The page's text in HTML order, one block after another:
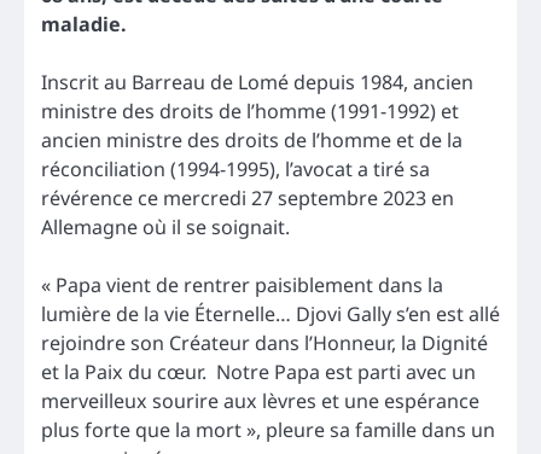
maladie.
Inscrit au Barreau de Lomé depuis 1984, ancien
ministre des droits de l’homme (1991-1992) et
ancien ministre des droits de l’homme et de la
réconciliation (1994-1995), l’avocat a tiré sa
révérence ce mercredi 27 septembre 2023 en
Allemagne où il se soignait.
« Papa vient de rentrer paisiblement dans la
lumière de la vie Éternelle… Djovi Gally s’en est allé
rejoindre son Créateur dans l’Honneur, la Dignité
et la Paix du cœur. Notre Papa est parti avec un
merveilleux sourire aux lèvres et une espérance
plus forte que la mort », pleure sa famille dans un